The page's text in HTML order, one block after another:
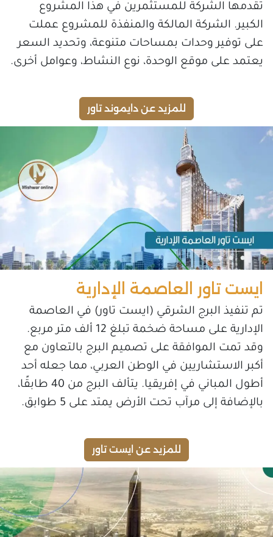
تقدمها الشركة للمستثمرين في هذا المشروع
الكبير. الشركة المالكة والمنفذة للمشروع عملت
على توفير وحدات بمساحات متنوعة، وتحديد السعر
يعتمد على موقع الوحدة، نوع النشاط، وعوامل أخرى.
للمزيد عن دايموند تاور
ايست تاور العاصمة الإدارية
تم تنفيذ البرج الشرقي (ايست تاور) في العاصمة
الإدارية على مساحة ضخمة تبلغ 12 ألف متر مربع.
وقد تمت الموافقة على تصميم البرج بالتعاون مع
أكبر الاستشاريين في الوطن العربي، مما جعله أحد
أطول المباني في إفريقيا. يتألف البرج من 40 طابقًا،
بالإضافة إلى مرآب تحت الأرض يمتد على 5 طوابق.
للمزيد عن ايست تاور